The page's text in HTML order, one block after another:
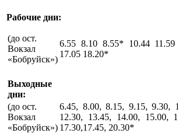
Рабочие дни:
(до ост.
Вокзал
«Бобруйск»)
6.55 8.10 8.55* 10.44
17.05 18.20*
Выходные
дни:
(до ост.
Вокзал
«Бобруйск»)
6.45, 8.00, 8.15, 9.15, 9.30,
12.30, 13.45, 14.00, 15.00,
17.30,17.45, 20.30*